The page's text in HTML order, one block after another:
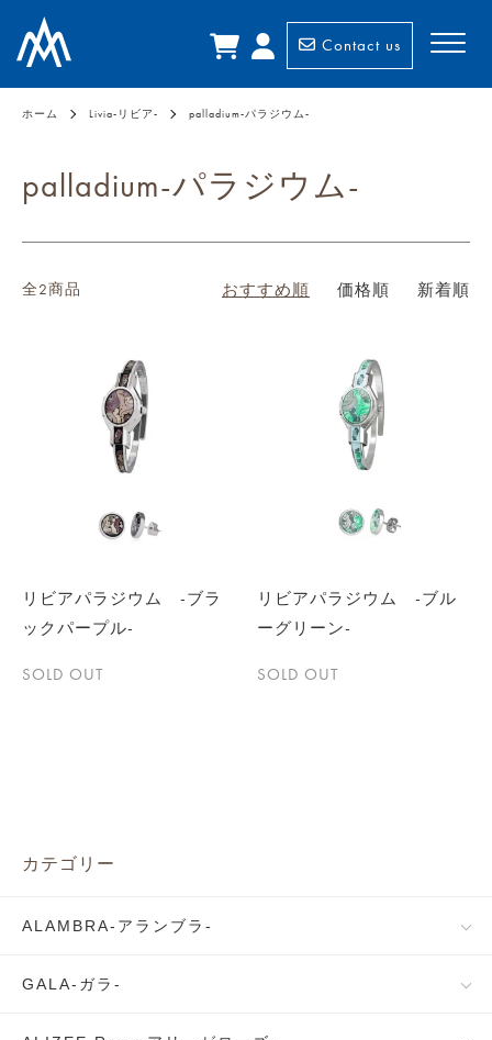
Contact us
ホーム Livia-リビア- palladium-パラジウム-
palladium-パラジウム-
全2商品 おすすめ順 価格順 新着順
リビアパラジウム -ブラ
ックパープル-
SOLD OUT
リビアパラジウム -ブル
ーグリーン-
SOLD OUT
カテゴリー
ALAMBRA-アランブラ-
GALA-ガラ-